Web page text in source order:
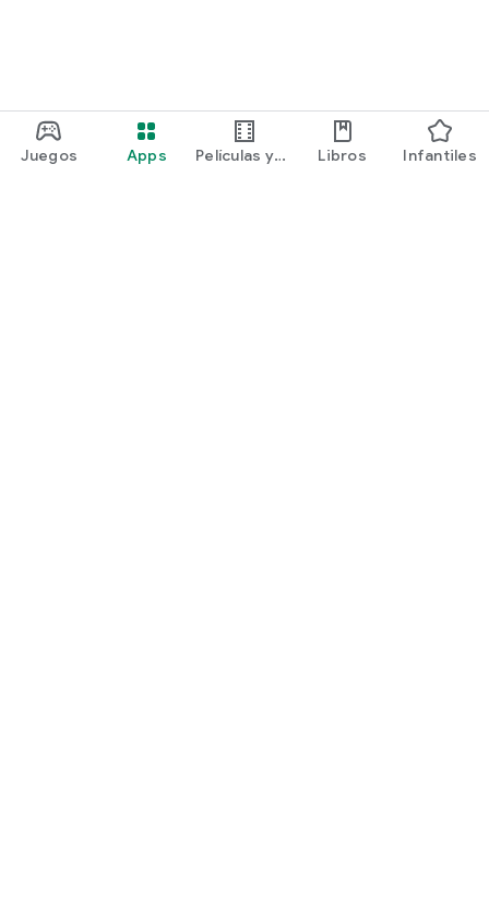
Juegos Apps
Películas y
Libros Infantiles